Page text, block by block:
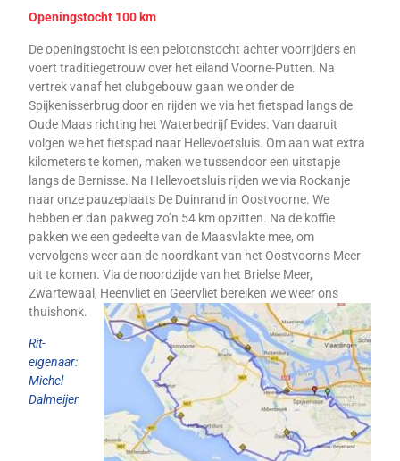
Openingstocht 100 km
De openingstocht is een pelotonstocht achter voorrijders en
voert traditiegetrouw over het eiland Voorne-Putten. Na
vertrek vanaf het clubgebouw gaan we onder de
Spijkenisserbrug door en rijden we via het fietspad langs de
Oude Maas richting het Waterbedrijf Evides. Van daaruit
volgen we het fietspad naar Hellevoetsluis. Om aan wat extra
kilometers te komen, maken we tussendoor een uitstapje
langs de Bernisse. Na Hellevoetsluis rijden we via Rockanje
naar onze pauzeplaats De Duinrand in Oostvoorne. We
hebben er dan pakweg zo’n 54 km opzitten. Na de koffie
pakken we een gedeelte van de Maasvlakte mee, om
vervolgens weer aan de noordkant van het Oostvoorns Meer
uit te komen. Via de noordzijde van het Brielse Meer,
Zwartewaal, Heenvliet en Geervliet bereiken we weer ons
thuishonk.
Rit-
eigenaar:
Michel
Dalmeijer